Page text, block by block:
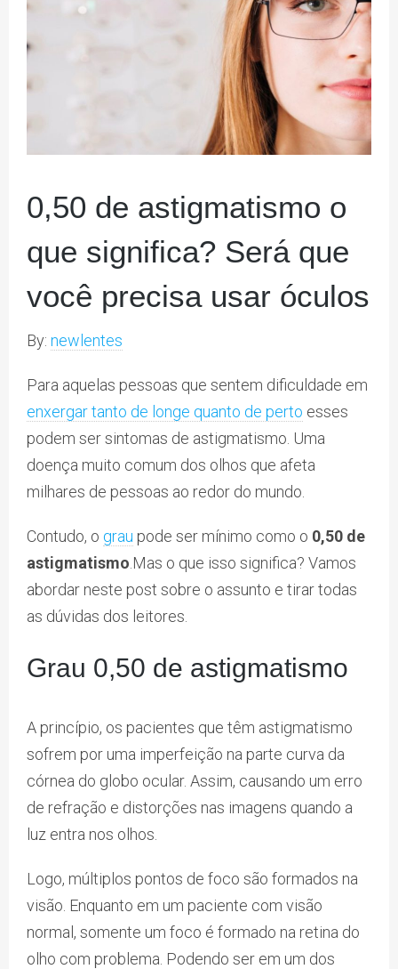
0,50 de astigmatismo o
que significa? Será que
você precisa usar óculos
By: newlentes
Para aquelas pessoas que sentem dificuldade em
enxergar tanto de longe quanto de perto esses
podem ser sintomas de astigmatismo. Uma
doença muito comum dos olhos que afeta
milhares de pessoas ao redor do mundo.
Contudo, o grau pode ser mínimo como o 0,50 de
astigmatismo .Mas o que isso significa? Vamos
abordar neste post sobre o assunto e tirar todas
as dúvidas dos leitores.
Grau 0,50 de astigmatismo
A princípio, os pacientes que têm astigmatismo
sofrem por uma imperfeição na parte curva da
córnea do globo ocular. Assim, causando um erro
de refração e distorções nas imagens quando a
luz entra nos olhos.
Logo, múltiplos pontos de foco são formados na
visão. Enquanto em um paciente com visão
normal, somente um foco é formado na retina do
olho com problema. Podendo ser em um dos